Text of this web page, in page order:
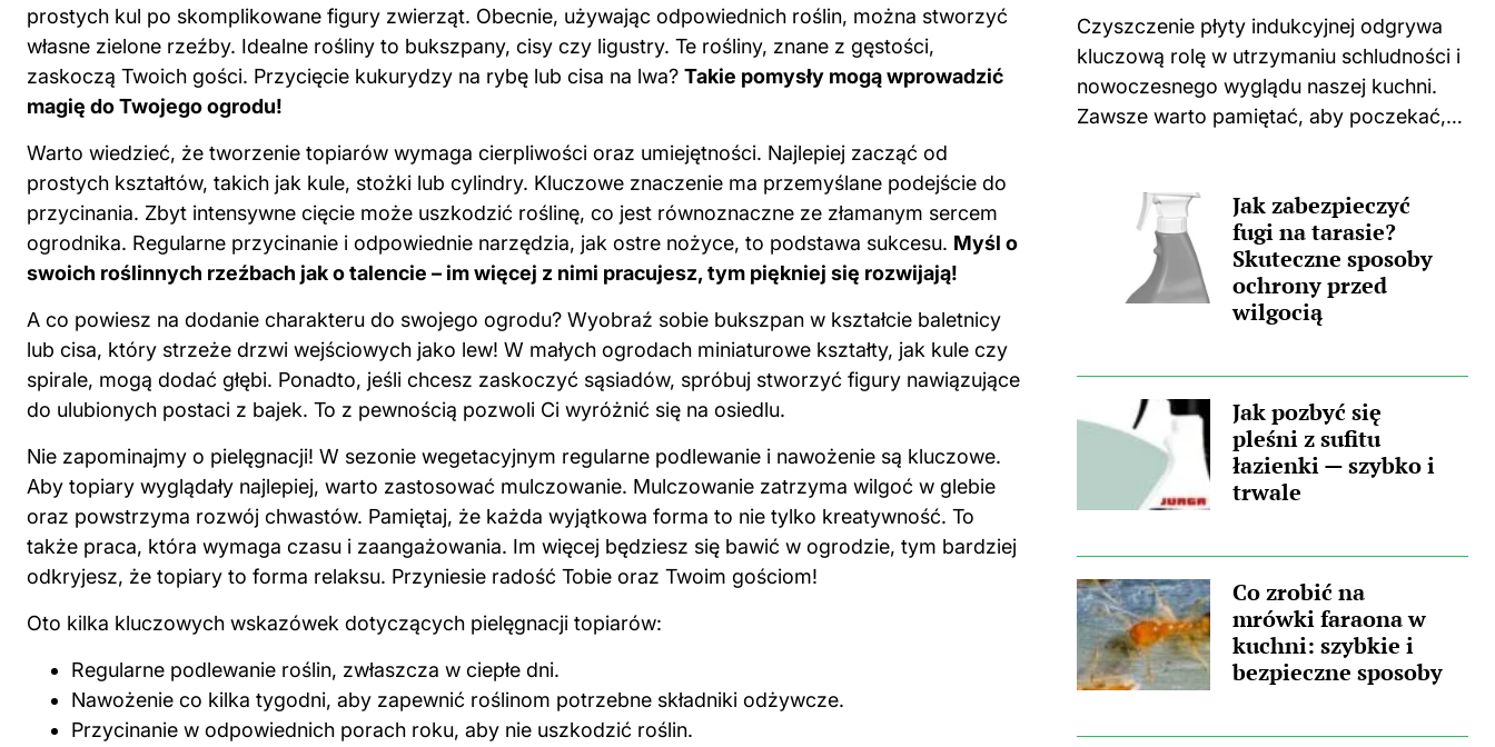
prostych kul po skomplikowane figury zwierząt. Obecnie, używając odpowiednich roślin, można stworzyć
własne zielone rzeźby. Idealne rośliny to bukszpany, cisy czy ligustry. Te rośliny, znane z gęstości,
zaskoczą Twoich gości. Przycięcie kukurydzy na rybę lub cisa na lwa? Takie pomysły mogą wprowadzić
magię do Twojego ogrodu!
Warto wiedzieć, że tworzenie topiarów wymaga cierpliwości oraz umiejętności. Najlepiej zacząć od
prostych kształtów, takich jak kule, stożki lub cylindry. Kluczowe znaczenie ma przemyślane podejście do
przycinania. Zbyt intensywne cięcie może uszkodzić roślinę, co jest równoznaczne ze złamanym sercem
ogrodnika. Regularne przycinanie i odpowiednie narzędzia, jak ostre nożyce, to podstawa sukcesu. Myśl o
swoich roślinnych rzeźbach jak o talencie – im więcej z nimi pracujesz, tym piękniej się rozwijają!
A co powiesz na dodanie charakteru do swojego ogrodu? Wyobraź sobie bukszpan w kształcie baletnicy
lub cisa, który strzeże drzwi wejściowych jako lew! W małych ogrodach miniaturowe kształty, jak kule czy
spirale, mogą dodać głębi. Ponadto, jeśli chcesz zaskoczyć sąsiadów, spróbuj stworzyć figury nawiązujące
do ulubionych postaci z bajek. To z pewnością pozwoli Ci wyróżnić się na osiedlu.
Nie zapominajmy o pielęgnacji! W sezonie wegetacyjnym regularne podlewanie i nawożenie są kluczowe.
Aby topiary wyglądały najlepiej, warto zastosować mulczowanie. Mulczowanie zatrzyma wilgoć w glebie
oraz powstrzyma rozwój chwastów. Pamiętaj, że każda wyjątkowa forma to nie tylko kreatywność. To
także praca, która wymaga czasu i zaangażowania. Im więcej będziesz się bawić w ogrodzie, tym bardziej
odkryjesz, że topiary to forma relaksu. Przyniesie radość Tobie oraz Twoim gościom!
Oto kilka kluczowych wskazówek dotyczących pielęgnacji topiarów:
Regularne podlewanie roślin, zwłaszcza w ciepłe dni.
Nawożenie co kilka tygodni, aby zapewnić roślinom potrzebne składniki odżywcze.
Przycinanie w odpowiednich porach roku, aby nie uszkodzić roślin.
Czyszczenie płyty indukcyjnej odgrywa
kluczową rolę w utrzymaniu schludności i
nowoczesnego wyglądu naszej kuchni.
Zawsze warto pamiętać, aby poczekać,
czyszczących na ciepłej powierzchni
może prowadzić do nieprzyjemnych
zapachów, a także trwałych...
Jak zabezpieczyć
fugi na tarasie?
Skuteczne sposoby
ochrony przed
wilgocią
Jak pozbyć się
pleśni z sufitu
łazienki — szybko i
trwale
Co zrobić na
mrówki faraona w
kuchni: szybkie i
bezpieczne sposoby